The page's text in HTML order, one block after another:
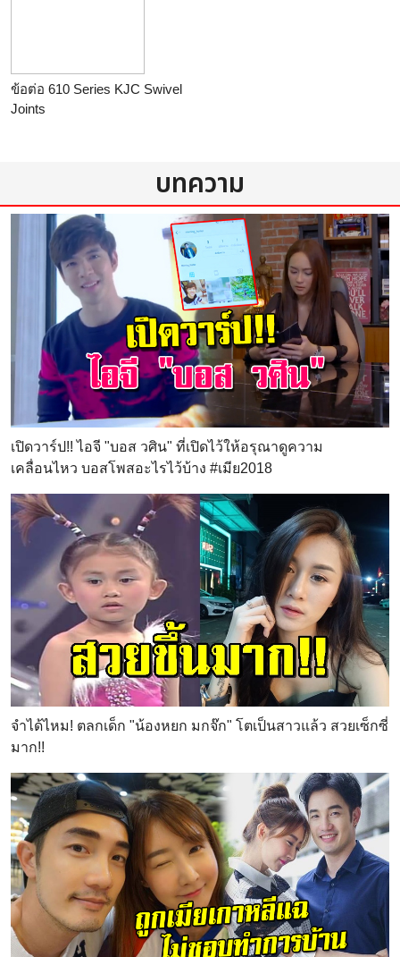
ข้อต่อ 610 Series KJC Swivel
Joints
บทความ
เปิดวาร์ป!! ไอจี "บอส วศิน" ที่เปิดไว้ให้อรุณาดูความ
เคลื่อนไหว บอสโพสอะไรไว้บ้าง #เมีย2018
จำได้ไหม! ตลกเด็ก "น้องหยก มกจ๊ก" โตเป็นสาวแล้ว สวยเซ็กซี่
มาก!!